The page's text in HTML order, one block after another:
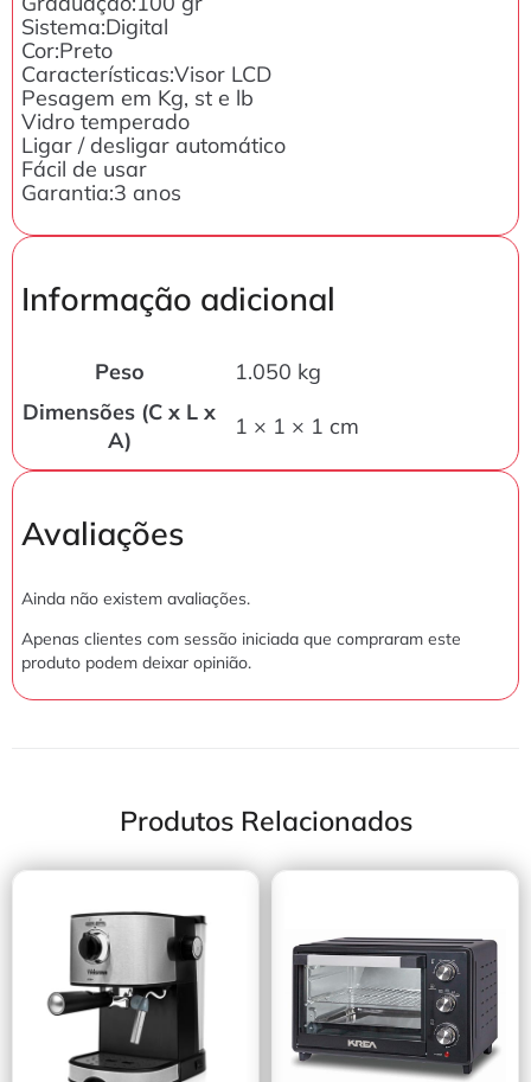
Sistema:Digital
Cor:Preto
Características:Visor LCD
Pesagem em Kg, st e lb
Vidro temperado
Ligar / desligar automático
Fácil de usar
Garantia:3 anos
Informação adicional
Peso
1.050 kg
Dimensões (C x L x
A)
1 × 1 × 1 cm
Avaliações
Ainda não existem avaliações.
Apenas clientes com sessão iniciada que compraram este
produto podem deixar opinião.
Produtos Relacionados